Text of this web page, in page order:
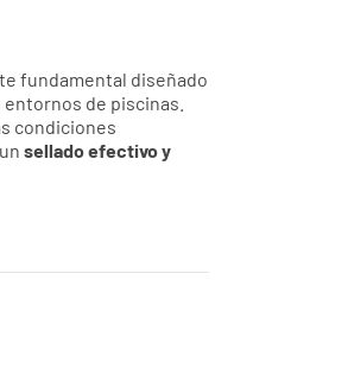
fundamental diseñado
de piscinas.
condiciones
sellado efectivo y